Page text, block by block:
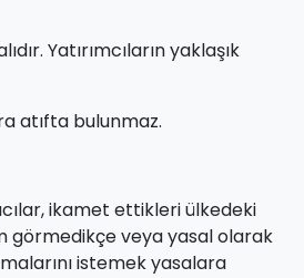
Yatırımcıların yaklaşık
atıfta bulunmaz.
ikamet ettikleri ülkedeki
görmedikçe veya yasal olarak
istemek yasalara